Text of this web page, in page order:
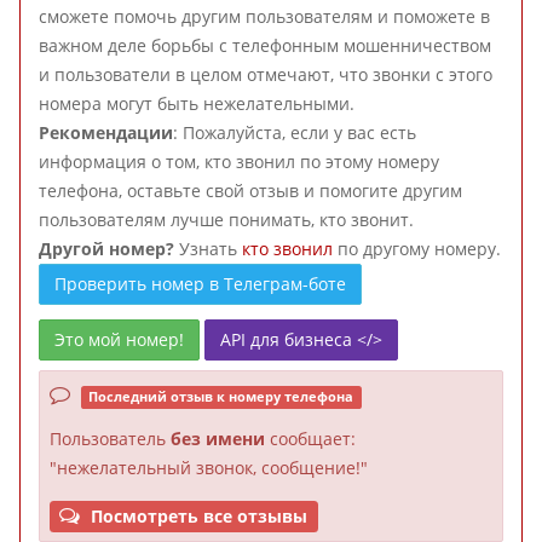
сможете помочь другим пользователям и поможете в
важном деле борьбы с телефонным мошенничеством
и пользователи в целом отмечают, что звонки с этого
номера могут быть нежелательными.
Рекомендации: Пожалуйста, если у вас есть
информация о том, кто звонил по этому номеру
телефона, оставьте свой отзыв и помогите другим
пользователям лучше понимать, кто звонит.
Другой номер? Узнать кто звонил по другому номеру.
Проверить номер в Телеграм-боте
Это мой номер! API для бизнеса </>
Последний отзыв к номеру телефона
Пользователь без имени сообщает:
"нежелательный звонок, сообщение!"
Посмотреть все отзывы